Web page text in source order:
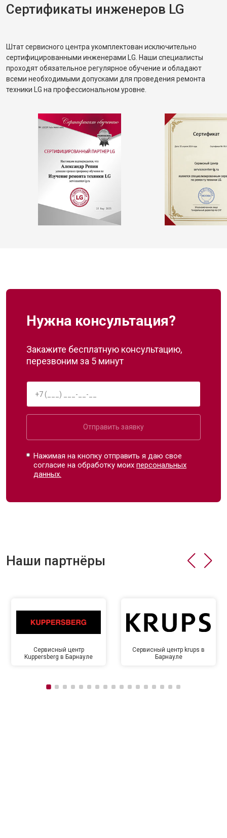
Сертификаты инженеров LG
Штат сервисного центра укомплектован исключительно
сертифицированными инженерами LG. Наши специалисты
проходят обязательное регулярное обучение и обладают
всеми необходимыми допусками для проведения ремонта
техники LG на профессиональном уровне.
Нужна консультация?
Закажите бесплатную консультацию,
перезвоним за 5 минут
Отправить заявку
Нажимая на кнопку отправить я даю свое
согласие на обработку моихперсональных
данных.
Наши партнёры
Сервисный центр
Kuppersberg в Барнауле
Сервисный центр krups в
Барнауле